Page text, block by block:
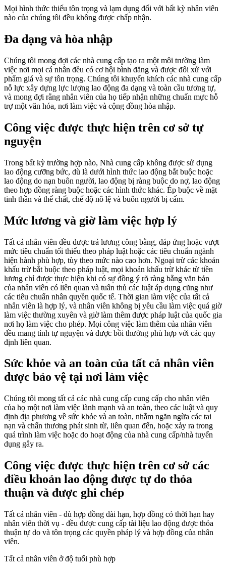
Mọi hình thức thiếu tôn trọng và lạm dụng đối với bất kỳ nhân viên
nào của chúng tôi đều không được chấp nhận.
Đa dạng và hòa nhập
Chúng tôi mong đợi các nhà cung cấp tạo ra một môi trường làm
việc nơi mọi cá nhân đều có cơ hội bình đẳng và được đối xử với
phẩm giá và sự tôn trọng. Chúng tôi khuyến khích các nhà cung cấp
nỗ lực xây dựng lực lượng lao động đa dạng và toàn cầu tương tự,
và mong đợi rằng nhân viên của họ tiếp nhận những chuẩn mực hỗ
trợ một văn hóa, nơi làm việc và cộng đồng hòa nhập.
Công việc được thực hiện trên cơ sở tự
nguyện
Trong bất kỳ trường hợp nào, Nhà cung cấp không được sử dụng
lao động cưỡng bức, dù là dưới hình thức lao động bắt buộc hoặc
lao động do nạn buôn người, lao động bị ràng buộc do nợ, lao động
theo hợp đồng ràng buộc hoặc các hình thức khác. Ép buộc về mặt
tinh thần và thể chất, chế độ nô lệ và buôn người bị cấm.
Mức lương và giờ làm việc hợp lý
Tất cả nhân viên đều được trả lương công bằng, đáp ứng hoặc vượt
mức tiêu chuẩn tối thiểu theo pháp luật hoặc các tiêu chuẩn ngành
hiện hành phù hợp, tùy theo mức nào cao hơn. Ngoại trừ các khoản
khấu trừ bắt buộc theo pháp luật, mọi khoản khấu trừ khác từ tiền
lương chỉ được thực hiện khi có sự đồng ý rõ ràng bằng văn bản
của nhân viên có liên quan và tuân thủ các luật áp dụng cũng như
các tiêu chuẩn nhân quyền quốc tế. Thời gian làm việc của tất cả
nhân viên là hợp lý, và nhân viên không bị yêu cầu làm việc quá giờ
làm việc thường xuyên và giờ làm thêm được pháp luật của quốc gia
nơi họ làm việc cho phép. Mọi công việc làm thêm của nhân viên
đều mang tính tự nguyện và được bồi thường phù hợp với các quy
định liên quan.
Sức khỏe và an toàn của tất cả nhân viên
được bảo vệ tại nơi làm việc
Chúng tôi mong tất cả các nhà cung cấp cung cấp cho nhân viên
của họ một nơi làm việc lành mạnh và an toàn, theo các luật và quy
định địa phương về sức khỏe và an toàn, nhằm ngăn ngừa các tai
nạn và chấn thương phát sinh từ, liên quan đến, hoặc xảy ra trong
quá trình làm việc hoặc do hoạt động của nhà cung cấp/nhà tuyển
dụng gây ra.
Công việc được thực hiện trên cơ sở các
điều khoản lao động được tự do thỏa
thuận và được ghi chép
Tất cả nhân viên - dù hợp đồng dài hạn, hợp đồng có thời hạn hay
nhân viên thời vụ - đều được cung cấp tài liệu lao động được thỏa
thuận tự do và tôn trọng các quyền pháp lý và hợp đồng của nhân
viên.
Tất cả nhân viên ở độ tuổi phù hợp